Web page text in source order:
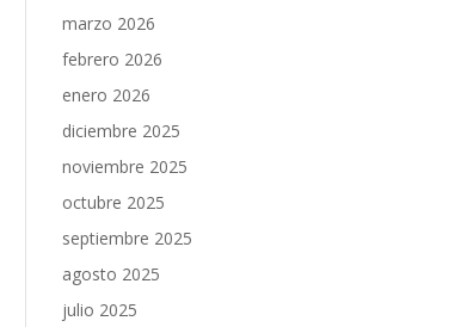
marzo 2026
febrero 2026
enero 2026
diciembre 2025
noviembre 2025
octubre 2025
septiembre 2025
agosto 2025
julio 2025